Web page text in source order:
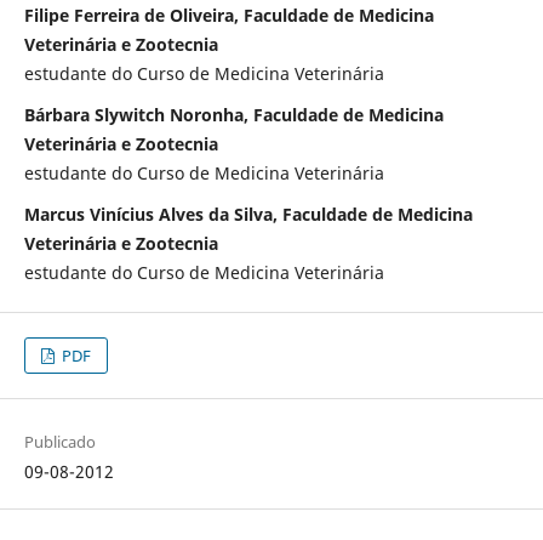
Filipe Ferreira de Oliveira, Faculdade de Medicina
Veterinária e Zootecnia
estudante do Curso de Medicina Veterinária
Bárbara Slywitch Noronha, Faculdade de Medicina
Veterinária e Zootecnia
estudante do Curso de Medicina Veterinária
Marcus Vinícius Alves da Silva, Faculdade de Medicina
Veterinária e Zootecnia
estudante do Curso de Medicina Veterinária
PDF
Publicado
09-08-2012